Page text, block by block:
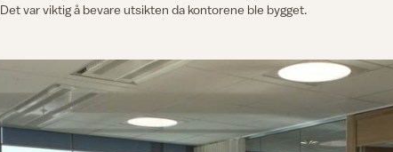
Det var viktig å bevare utsikten da kontorene ble bygget.